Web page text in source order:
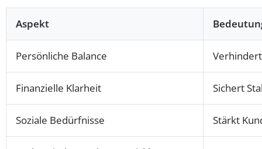
Aspekt
Persönliche Balance
Finanzielle Klarheit Sichert
Soziale Bedürfnisse Stärkt